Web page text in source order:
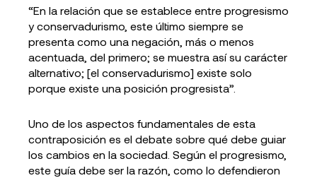
“En la relación que se establece entre progresismo
y conservadurismo, este último siempre se
presenta como una negación, más o menos
acentuada, del primero; se muestra así su carácter
alternativo; [el conservadurismo] existe solo
porque existe una posición progresista”.
Uno de los aspectos fundamentales de esta
contraposición es el debate sobre qué debe guiar
los cambios en la sociedad. Según el progresismo,
este guía debe ser la razón, como lo defendieron